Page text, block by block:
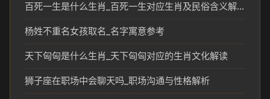
百死一生是什么生肖_百死一生对应生肖及民俗含义解析
杨姓不重名女孩取名_名字寓意参考
天下匈匈是什么生肖_天下匈匈对应的生肖文化解读
狮子座在职场中会聊天吗_职场沟通与性格解析